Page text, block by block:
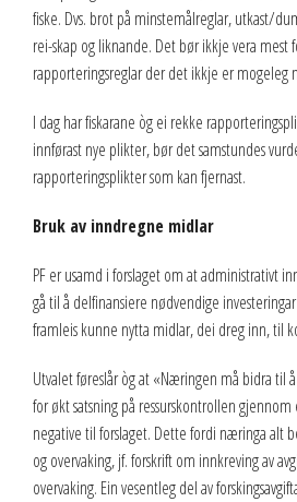
fiske. Dvs. brot på minstemålreglar, utkast/
rei-skap og liknande. Det bør ikkje vera mest
rapporteringsreglar der det ikkje er mogeleg
I dag har fiskarane òg ei rekke
innførast nye plikter, bør det samstundes
rapporteringsplikter som kan fjernast.
Bruk av inndregne midlar
PF er usamd i forslaget om at administrativt
gå til å delfinansiere nødvendige
framleis kunne nytta midlar, dei dreg inn, til
Utvalet føreslår òg at «Næringen må bidra til
for økt satsning på ressurskontrollen
negative til forslaget. Dette fordi næringa alt
og overvaking, jf. forskrift om innkreving av
overvaking. Ein vesentleg del av